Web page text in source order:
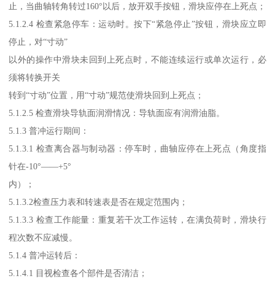
止，当曲轴转角转过160°以后，放开双手按钮，滑块应停在上死点；
5.1.2.4 检查紧急停车：运动时。按下“紧急停止”按钮，滑块应立即
停止，对“寸动”
以外的操作中滑块未回到上死点时，不能连续运行或单次运行，必
须将转换开关
转到“寸动”位置，用“寸动”规范使滑块回到上死点；
5.1.2.5 检查滑块导轨面润滑情况：导轨面应有润滑油脂。
5.1.3 普冲运行期间：
5.1.3.1 检查离合器与制动器：停车时，曲轴应停在上死点（角度指
针在-10°——+5°
内）；
5.1.3.2检查压力表和转速表是否在规定范围内；
5.1.3.3 检查工作能量：重复若干次工作运转，在满负荷时，滑块行
程次数不应减慢。
5.1.4 普冲运转后：
5.1.4.1 目视检查各个部件是否清洁；